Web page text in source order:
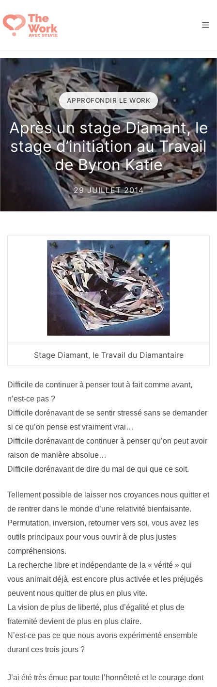
au
contenu
APPROFONDIR LE WORK
Après un stage Diamant, le
stage d’initiation au Travail
de Byron Katie
29 JUILLET 2014
Stage Diamant, le Travail du Diamantaire
Difficile de continuer à penser tout à fait comme avant,
n’est-ce pas ?
Difficile dorénavant de se sentir stressé sans se demander
si ce qu’on pense est vraiment vrai…
Difficile dorénavant de continuer à penser qu’on peut avoir
raison de manière absolue…
Difficile dorénavant de dire du mal de qui que ce soit.
Tellement possible de laisser nos croyances nous quitter et
de rentrer dans le monde d’une relativité bienfaisante.
Permutation, inversion, retourner vers soi, vous avez les
outils principaux pour vous ouvrir à de plus justes
compréhensions.
La recherche libre et indépendante de la « vérité » qui
vous animait déjà, est encore plus activée et les préjugés
peuvent nous quitter de plus en plus vite.
La vision de plus de liberté, plus d’égalité et plus de
fraternité devient de plus en plus claire.
N’est-ce pas ce que nous avons expérimenté ensemble
durant ces trois jours ?
J’ai été très émue par toute l’honnêteté et le courage dont